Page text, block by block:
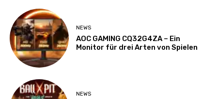
NEWS
AOC GAMING CQ32G4ZA – Ein
Monitor für drei Arten von Spielen
NEWS